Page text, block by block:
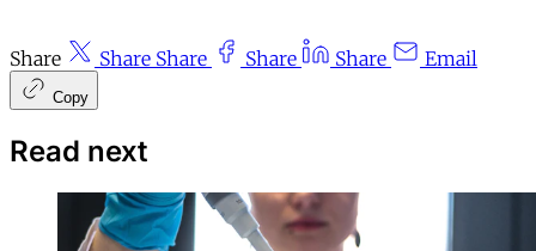
Share Share Share Share Share Email
Copy
Read next